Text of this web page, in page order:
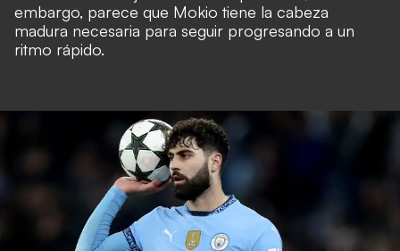
embargo, parece que Mokio tiene la cabeza
madura necesaria para seguir progresando a un
ritmo rápido.